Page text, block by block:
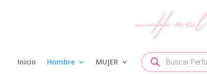
Inicio Hombre MUJER
Búsqueda
de
productos